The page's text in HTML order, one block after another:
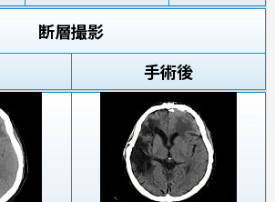
断層撮影
手術後